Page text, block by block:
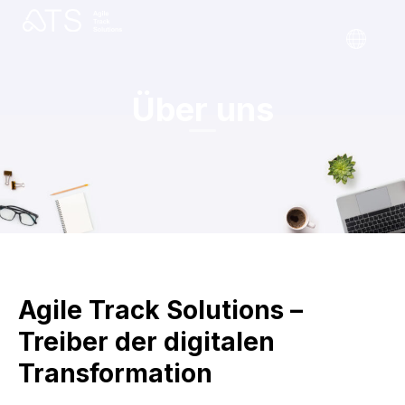
Agile Track Solutions –
Treiber der digitalen
Transformation